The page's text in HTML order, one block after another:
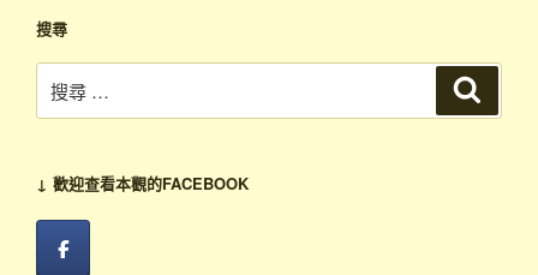
搜尋
尋：
↓ 歡迎查看本觀的FACEBOOK